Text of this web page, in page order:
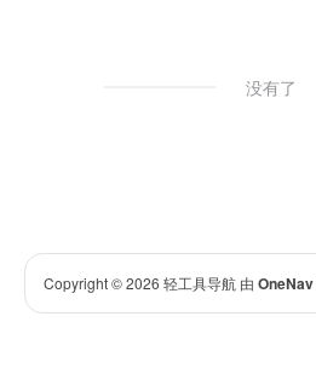
没有了
Copyright © 2026 轻工具导航 由 OneNav